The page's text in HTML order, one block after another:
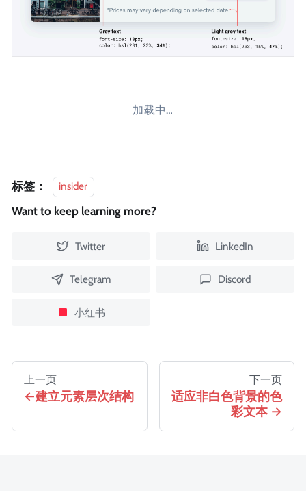
加载中…
标签： insider
Want to keep learning more?
Twitter LinkedIn
Telegram Discord
小红书
上一页
建立元素层次结构
下一页
适应非白色背景的色
彩文本